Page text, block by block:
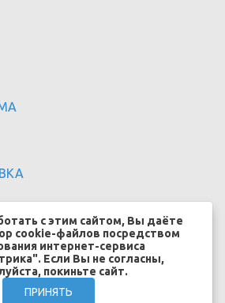
с этим сайтом, Вы даёте
cookie-файлов посредством
интернет-сервиса
Если Вы не согласны,
покиньте сайт.
ПРИНЯТЬ